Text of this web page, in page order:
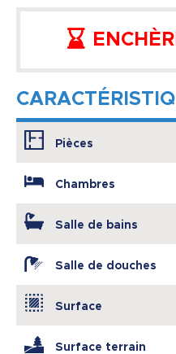
Pièces
Chambres
Salle de bains
Salle de douches
Surface
Surface terrain